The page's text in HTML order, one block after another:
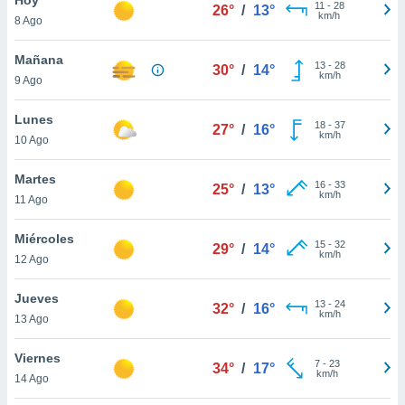
y
en
más
de
8 Ago
26° / 13° 11 - 28
km/h
Mañana
9 Ago
30° / 14° 13- 28
km/h
Lunes
10 Ago
27° / 16° 18- 37
km/h
Martes
11 Ago
25° / 13° 16- 33
km/h
Miércoles
12 Ago
29° / 14° 15- 32
km/h
Jueves
13 Ago
32° / 16° 13- 24
km/h
Viernes
14 Ago
34° / 17° 7- 23
km/h